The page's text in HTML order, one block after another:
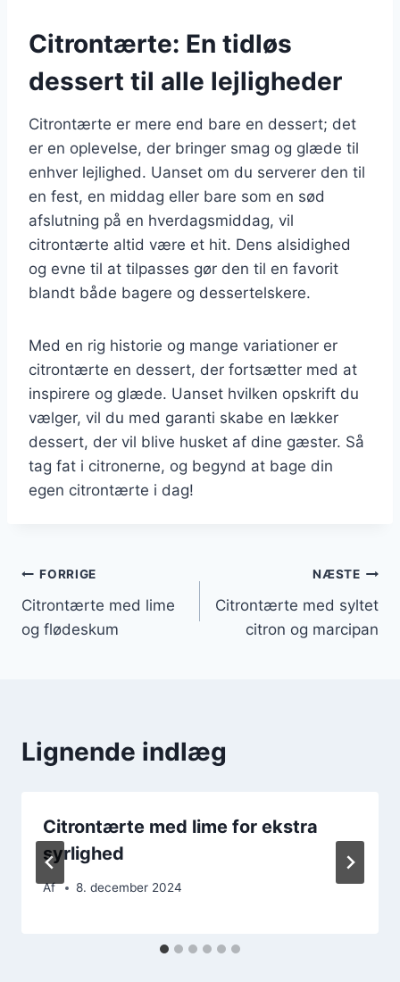
Citrontærte: En tidløs
dessert til alle lejligheder
Citrontærte er mere end bare en dessert; det
er en oplevelse, der bringer smag og glæde til
enhver lejlighed. Uanset om du serverer den til
en fest, en middag eller bare som en sød
afslutning på en hverdagsmiddag, vil
citrontærte altid være et hit. Dens alsidighed
og evne til at tilpasses gør den til en favorit
blandt både bagere og dessertelskere.
Med en rig historie og mange variationer er
citrontærte en dessert, der fortsætter med at
inspirere og glæde. Uanset hvilken opskrift du
vælger, vil du med garanti skabe en lækker
dessert, der vil blive husket af dine gæster. Så
tag fat i citronerne, og begynd at bage din
egen citrontærte i dag!
Indlægsnavigation
FORRIGE
Citrontærte med lime
og flødeskum
NÆSTE
Citrontærte med syltet
citron og marcipan
Lignende indlæg
Citrontærte med lime for ekstra
syrlighed
Af 8. december 2024